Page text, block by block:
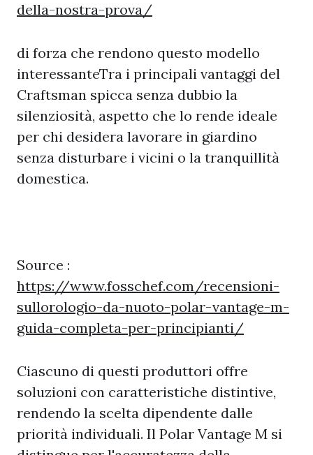
della-nostra-prova/
di forza che rendono questo modello
interessanteTra i principali vantaggi del
Craftsman spicca senza dubbio la
silenziosità, aspetto che lo rende ideale
per chi desidera lavorare in giardino
senza disturbare i vicini o la tranquillità
domestica.
Source :
https://www.fosschef.com/recensioni-
sullorologio-da-nuoto-polar-vantage-m-
guida-completa-per-principianti/
Ciascuno di questi produttori offre
soluzioni con caratteristiche distintive,
rendendo la scelta dipendente dalle
priorità individuali. Il Polar Vantage M si